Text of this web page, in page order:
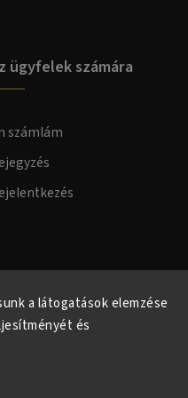
a látogatások elemzése
és
ügyfelek számára
számlám